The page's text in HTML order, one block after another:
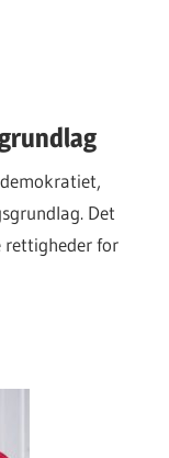
Det
rettigheder for